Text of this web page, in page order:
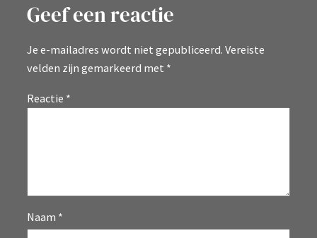
Geef een reactie
Je e-mailadres wordt niet gepubliceerd. Vereiste
velden zijn gemarkeerd met *
Reactie *
Naam *